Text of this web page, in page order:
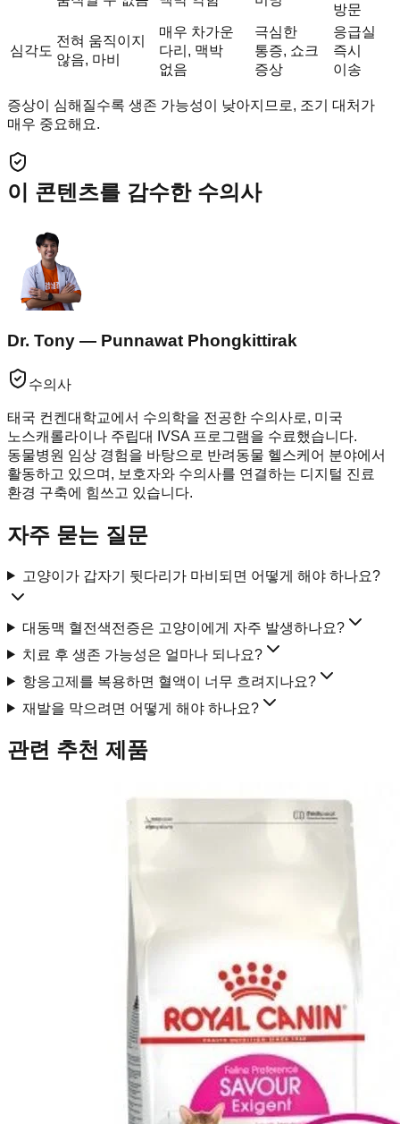
방문
심각도
전혀 움직이지
않음, 마비
매우 차가운
다리, 맥박
없음
극심한
통증, 쇼크
증상
응급실
즉시
이송
증상이 심해질수록 생존 가능성이 낮아지므로, 조기 대처가
매우 중요해요.
이 콘텐츠를 감수한 수의사
Dr. Tony — Punnawat Phongkittirak
수의사
태국 컨켄대학교에서 수의학을 전공한 수의사로, 미국
노스캐롤라이나 주립대 IVSA 프로그램을 수료했습니다.
동물병원 임상 경험을 바탕으로 반려동물 헬스케어 분야에서
활동하고 있으며, 보호자와 수의사를 연결하는 디지털 진료
환경 구축에 힘쓰고 있습니다.
자주 묻는 질문
고양이가 갑자기 뒷다리가 마비되면 어떻게 해야 하나요?
대동맥 혈전색전증은 고양이에게 자주 발생하나요?
치료 후 생존 가능성은 얼마나 되나요?
항응고제를 복용하면 혈액이 너무 흐려지나요?
재발을 막으려면 어떻게 해야 하나요?
관련 추천 제품